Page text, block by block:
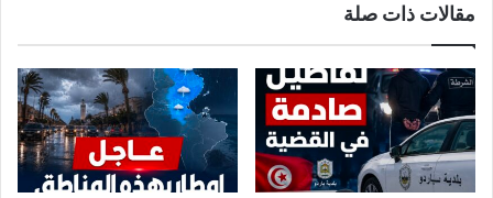
مقالات ذات صلة